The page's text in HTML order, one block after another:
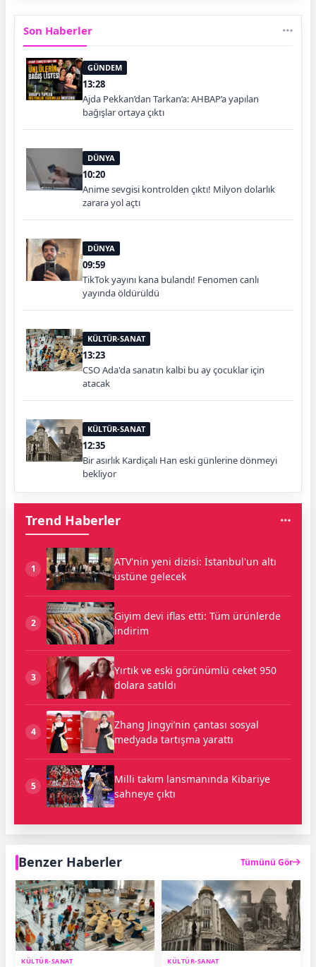
Son Haberler
GÜNDEM
13:28
Ajda Pekkan’dan Tarkan’a: AHBAP’a yapılan
bağışlar ortaya çıktı
DÜNYA
10:20
Anime sevgisi kontrolden çıktı! Milyon dolarlık
zarara yol açtı
DÜNYA
09:59
TikTok yayını kana bulandı! Fenomen canlı
yayında öldürüldü
KÜLTÜR-SANAT
13:23
CSO Ada'da sanatın kalbi bu ay çocuklar için
atacak
KÜLTÜR-SANAT
12:35
Bir asırlık Kardiçalı Han eski günlerine dönmeyi
bekliyor
Trend Haberler
1
ATV'nin yeni dizisi: İstanbul'un altı
üstüne gelecek
2
Giyim devi iflas etti: Tüm ürünlerde
indirim
3
Yırtık ve eski görünümlü ceket 950
dolara satıldı
4
Zhang Jingyi’nin çantası sosyal
medyada tartışma yarattı
5
Milli takım lansmanında Kibariye
sahneye çıktı
Benzer Haberler Tümünü Gör
KÜLTÜR-SANAT KÜLTÜR-SANAT